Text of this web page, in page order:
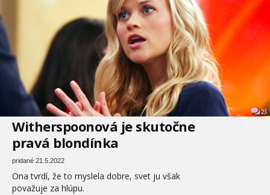
23
Witherspoonová je skutočne
pravá blondínka
pridané 21.5.2022
Ona tvrdí, že to myslela dobre, svet ju však
považuje za hlúpu.